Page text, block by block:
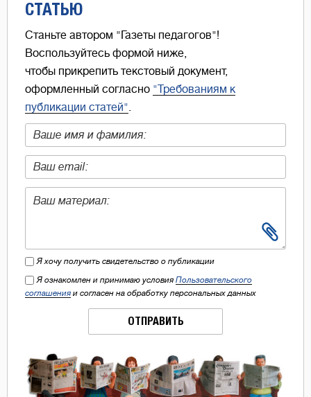
СТАТЬЮ
Станьте автором "Газеты педагогов"!
Воспользуйтесь формой ниже,
чтобы прикрепить текстовый документ,
оформленный согласно "Требованиям к
публикации статей".
Я хочу получить свидетельство о публикации
Я ознакомлен и принимаю условия Пользовательского
соглашения и согласен на обработку персональных данных
ОТПРАВИТЬ